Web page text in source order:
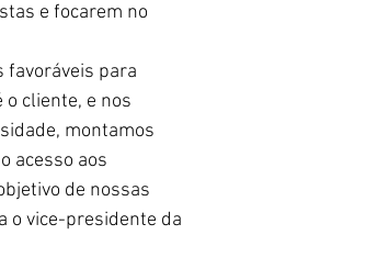
e focarem no
favoráveis para
cliente, e nos
montamos
acesso aos
de nossas
o vice-presidente da